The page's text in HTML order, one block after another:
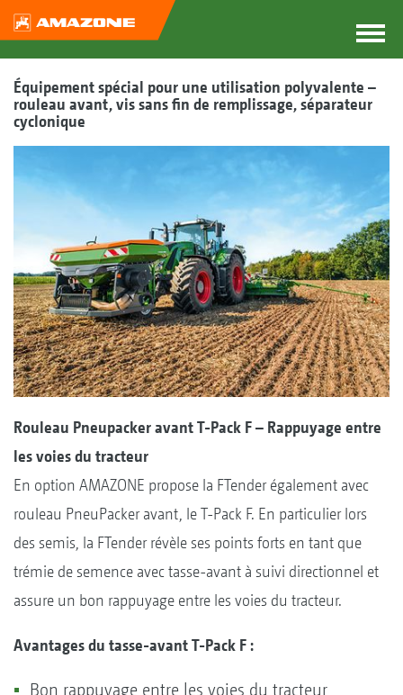
Équipement spécial pour une utilisation polyvalente –
rouleau avant, vis sans fin de remplissage, séparateur
cyclonique
Rouleau Pneupacker avant T-Pack F – Rappuyage entre
les voies du tracteur
En option AMAZONE propose la FTender également avec
rouleau PneuPacker avant, le T-Pack F. En particulier lors
des semis, la FTender révèle ses points forts en tant que
trémie de semence avec tasse-avant à suivi directionnel et
assure un bon rappuyage entre les voies du tracteur.
Avantages du tasse-avant T-Pack F :
Bon rappuyage entre les voies du tracteur